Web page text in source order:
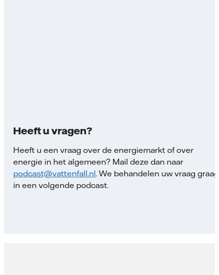
Heeft u vragen?
Heeft u een vraag over de energiemarkt of over
energie in het algemeen? Mail deze dan naar
podcast@vattenfall.nl. We behandelen uw vraag graag
in een volgende podcast.